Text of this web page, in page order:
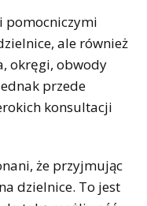
pomocniczymi
ale również
okręgi, obwody
przede
konsultacji
że przyjmując
dzielnice. To jest